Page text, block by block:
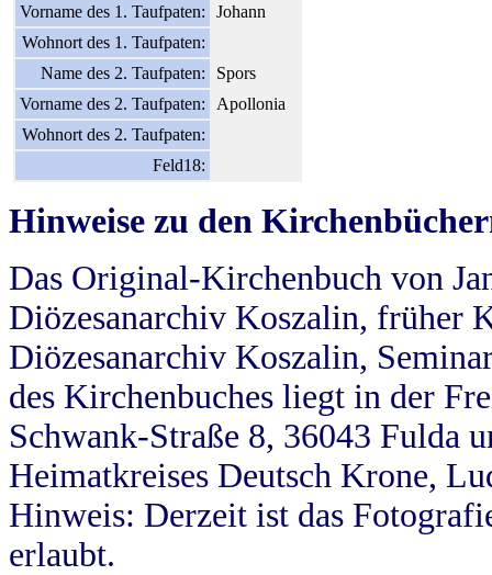
Vorname des 1. Taufpaten:
Johann
Wohnort des 1. Taufpaten:
Name des 2. Taufpaten:
Spors
Vorname des 2. Taufpaten:
Apollonia
Wohnort des 2. Taufpaten:
Feld18:
Hinweise zu den
Das Original-Kirchenbuch von
Diözesanarchiv Koszalin, früher
Diözesanarchiv Koszalin,
des Kirchenbuches liegt in der
Schwank-Straße 8, 36043 Fulda
Heimatkreises Deutsch Krone,
Hinweis: Derzeit ist das
erlaubt.